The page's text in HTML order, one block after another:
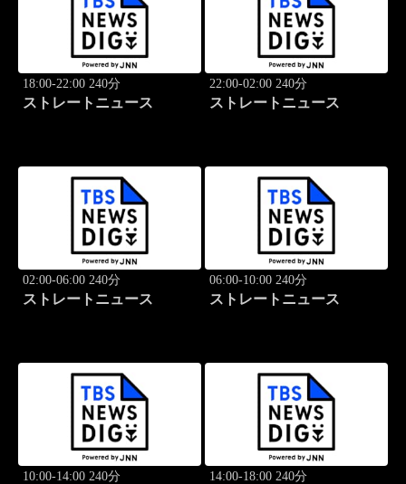
18:00-22:00 240分
ストレートニュース
22:00-02:00 240分
ストレートニュース
02:00-06:00 240分
ストレートニュース
06:00-10:00 240分
ストレートニュース
10:00-14:00 240分 14:00-18:00 240分